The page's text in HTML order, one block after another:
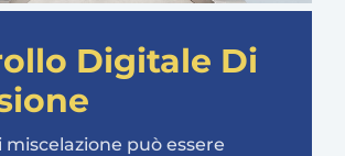
Digitale Di
può essere